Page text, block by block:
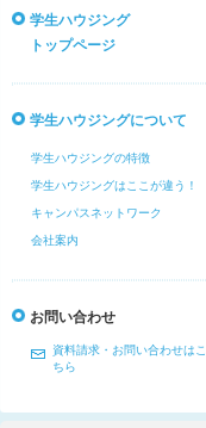
学生ハウジング
トップページ
学生ハウジングについて
学生ハウジングの特徴
学生ハウジングはここが違う！
キャンパスネットワーク
会社案内
お問い合わせ
資料請求・お問い合わせはこ
ちら